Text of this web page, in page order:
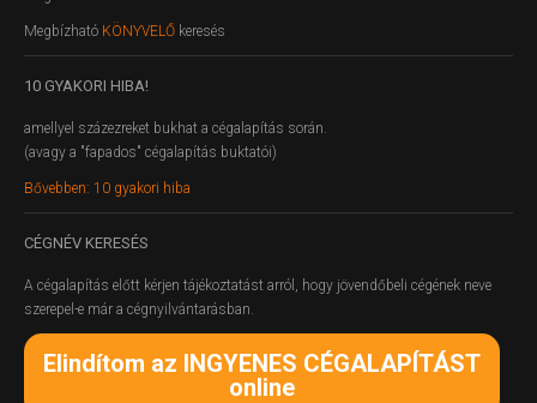
Megbízható KÖNYVELŐ keresés
10 GYAKORI HIBA!
amellyel százezreket bukhat a cégalapítás során.
(avagy a "fapados" cégalapítás buktatói)
Bővebben: 10 gyakori hiba
CÉGNÉV KERESÉS
A cégalapítás előtt kérjen tájékoztatást arról, hogy jövendőbeli cégének neve
szerepel-e már a cégnyilvántarásban.
Elindítom az INGYENES CÉGALAPÍTÁST
online